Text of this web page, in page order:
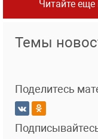
Читайте еще
Темы
Поделитесь